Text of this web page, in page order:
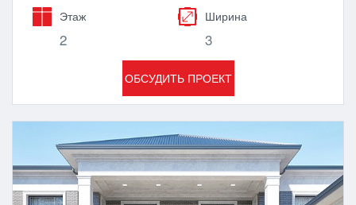
Этаж
2
Ширина
3
ОБСУДИТЬ ПРОЕКТ